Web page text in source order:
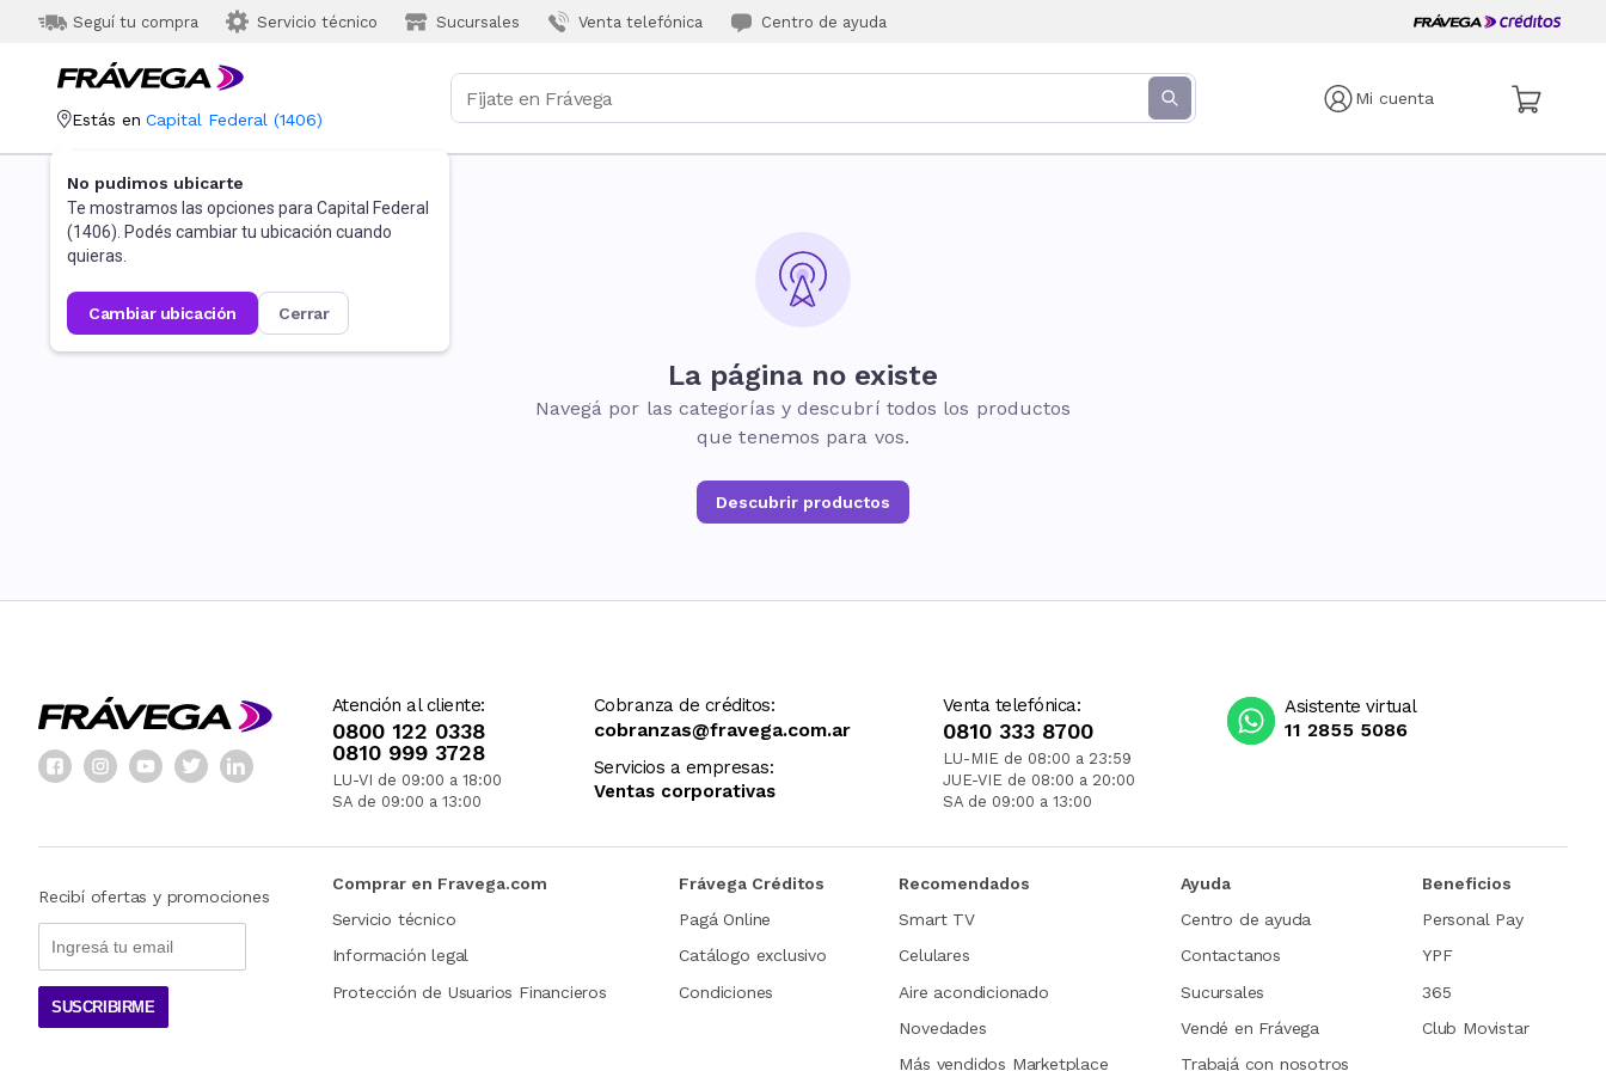
Seguí tu compra Servicio técnico Sucursales Venta telefónica Centro de ayuda
Mi cuenta
Estás en Capital Federal (1406)
No pudimos ubicarte
Te mostramos las opciones para Capital Federal
(1406). Podés cambiar tu ubicación cuando
quieras.
cambiar ubicación cerrar
La página no existe
Navegá por las categorías y descubrí todos los productos
que tenemos para vos.
Descubrir productos
Atención al cliente:
0800 122 0338
0810 999 3728
LU-VI de 09:00 a 18:00
SA de 09:00 a 13:00
Cobranza de créditos:
cobranzas@fravega.com.ar
Servicios a empresas:
Ventas corporativas
Venta telefónica:
0810 333 8700
LU-MIE de 08:00 a 23:59
JUE-VIE de 08:00 a 20:00
SA de 09:00 a 13:00
Asistente virtual
11 2855 5086
Recibí ofertas y promociones
SUSCRIBIRME
Comprar en Fravega.com
Servicio técnico
Información legal
Protección de Usuarios Financieros
Frávega Créditos
Pagá Online
Catálogo exclusivo
Condiciones
Recomendados
Smart TV
Celulares
Aire acondicionado
Novedades
Más vendidos Marketplace
Ayuda
Centro de ayuda
Contactanos
Sucursales
Vendé en Frávega
Trabajá con nosotros
Beneficios
Personal Pay
YPF
365
Club Movistar